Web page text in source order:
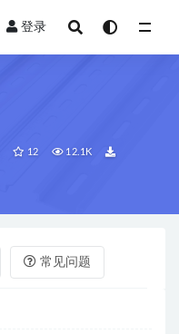
登录
12 12.1K
常见问题